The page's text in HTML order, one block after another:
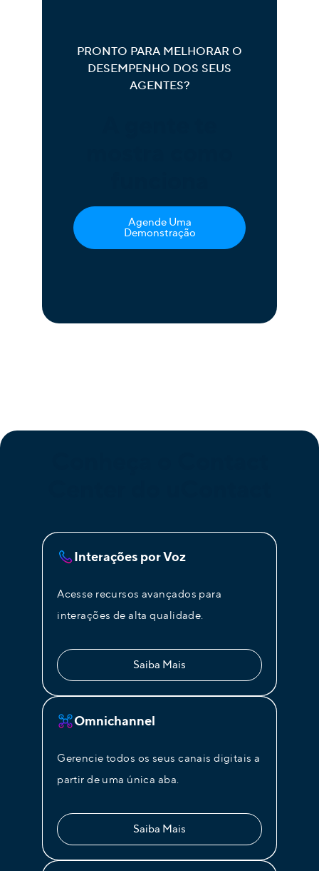
PRONTO PARA MELHORAR O
DESEMPENHO DOS SEUS
AGENTES?
Agende Uma
Demonstração
Interações por Voz
Acesse recursos avançados para
interações de alta qualidade.
Saiba Mais
Omnichannel
Gerencie todos os seus canais digitais a
partir de uma única aba.
Saiba Mais